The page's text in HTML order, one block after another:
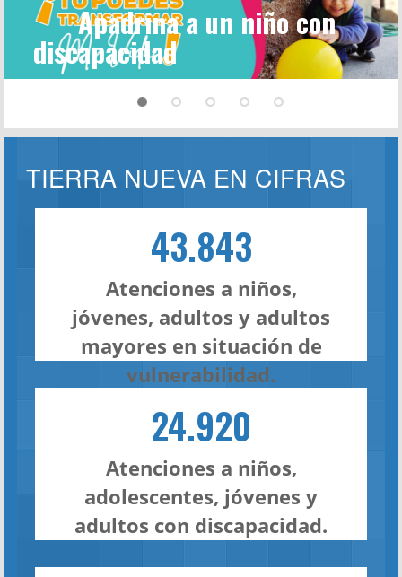
Apadrina a un niño con
discapacidad
TIERRA NUEVA EN CIFRAS
43.843
Atenciones a niños,
jóvenes, adultos y adultos
mayores en situación de
vulnerabilidad.
24.920
Atenciones a niños,
adolescentes, jóvenes y
adultos con discapacidad.